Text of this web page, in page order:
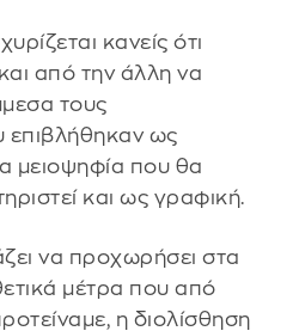
κανείς ότι
και από την άλλη να
τους
επιβλήθηκαν ως
μειοψηφία που θα
και ως γραφική.
να προχωρήσει στα
μέτρα που από
η διολίσθηση